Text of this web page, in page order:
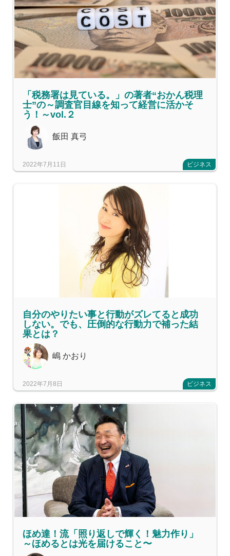
「税務署は見ている。」の著者“おかん税理
士”の～調査官目線を知って経営に活かそ
う！～vol.２
飯田 真弓
2022年7月11日 ビジネス
自分のやりたい事と行動がズレてると成功
しない。でも、圧倒的な行動力で補った結
果とは？
嶋 かおり
2022年7月8日 ビジネス
ほめ達！流「照り返しで輝く！魅力作り」
～ほめるとは光を届けること〜